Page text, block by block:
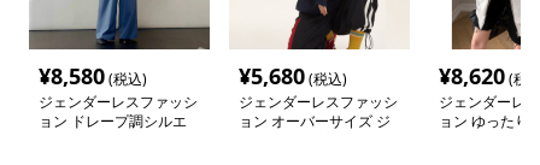
¥8,580(税込)
ジェンダーレスファッシ
ョン ドレープ調シルエ
¥5,680(税込)
ジェンダーレスファッシ
ョン オーバーサイズ ジ
¥8,620(税
ジェンダーレ
ョン ゆったり